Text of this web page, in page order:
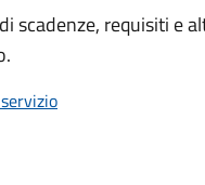
scadenze, requisiti e